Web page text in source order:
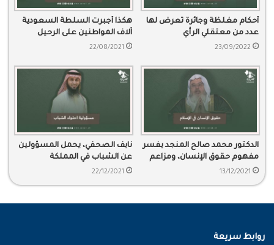
أحكام مغلظة وجائرة تعرض لها
عدد من معتقلي الرأي
23/09/2022
هكذا أجبرت السلطة السعودية
آلاف المواطنين على الرحيل
22/08/2021
الدكتور محمد صالح المنجد يفسر
مفهوم حقوق الإنسان، ومزاعم
المجتمع الدولي في صون الحقوق
13/12/2021
نايف الصحفي، يحمل المسؤولين
عن الشباب في المملكة
وسلوكهم السيء الذي يهلك
22/12/2021
روابط سريعة